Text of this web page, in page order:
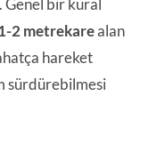
Genel bir kural
2 metrekarealan
hareket
sürdürebilmesi